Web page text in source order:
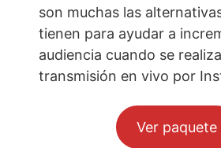
son muchas las
tienen para ayudar a
audiencia cuando se
transmisión en vivo por
Ver paquete